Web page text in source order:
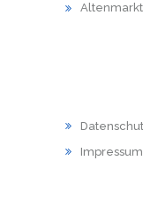
Altenmarkt
Impressum